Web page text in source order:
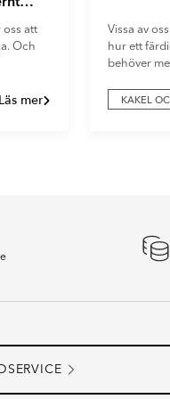
oss att
Och
Läs mer
Vissa av
hur ett
behöver
KAKEL